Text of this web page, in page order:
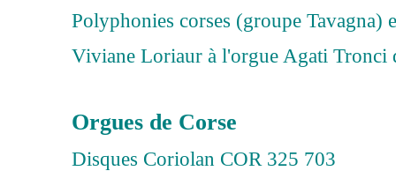
Polyphonies corses (groupe Tavagna)
Viviane Loriaur à l'orgue Agati Tronci
Orgues de Corse
Disques Coriolan COR 325 703